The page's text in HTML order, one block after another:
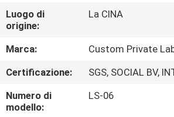
NOI
GIRO
DELLA
FABBRICA
Luogo di
origine:
La CINA
Marca:
Custom Private
Certificazione:
SGS, SOCIAL BV,
Numero di
modello:
LS-06